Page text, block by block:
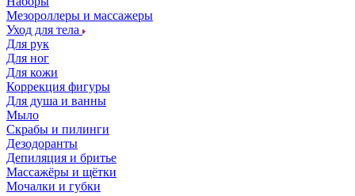
Мезороллеры и массажеры
Уход для тела
Для рук
Для ног
Для кожи
Коррекция фигуры
Для душа и ванны
Мыло
Скрабы и пилинги
Дезодоранты
Депиляция и бритье
Массажёры и щётки
Мочалки и губки